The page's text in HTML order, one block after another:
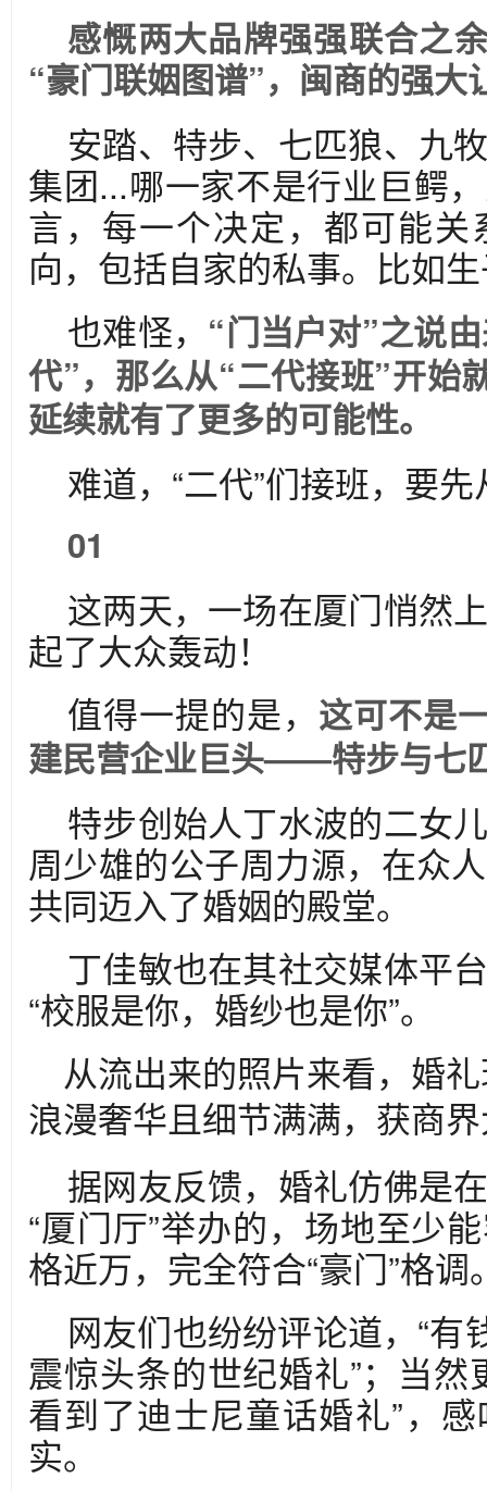
感慨两大品牌强强联合之
“豪门联姻图谱”，闽商的强大
安踏、特步、七匹狼、九
集团...哪一家不是行业巨鳄
言，每一个决定，都可能
向，包括自家的私事。比如
也难怪， “门当户对”之说
代”，那么从“二代接班”开始
延续就有了更多的可能性。
难道，“二代”们接班，要
01
这两天，一场在厦门悄然
起了大众轰动！
值得一提的是， 这可不是
建民营企业巨头——特步与七
特步创始人丁水波的二女
周少雄的公子周力源，在众
共同迈入了婚姻的殿堂。
丁佳敏也在其社交媒体平
“校服是你，婚纱也是你”。
从流出来的照片来看，婚
浪漫奢华且细节满满，获商
据网友反馈，婚礼仿佛是
“厦门厅”举办的，场地至少
格近万，完全符合“豪门”格调
网友们也纷纷评论道，“有
震惊头条的世纪婚礼”；当
看到了迪士尼童话婚礼”，
实。